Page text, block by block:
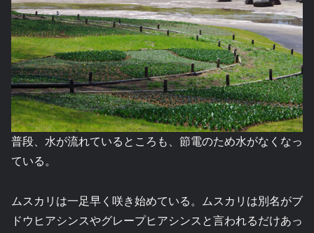
普段、水が流れているところも、節電のため水がなくなっ
ている。
ムスカリは一足早く咲き始めている。ムスカリは別名がブ
ドウヒアシンスやグレープヒアシンスと言われるだけあっ